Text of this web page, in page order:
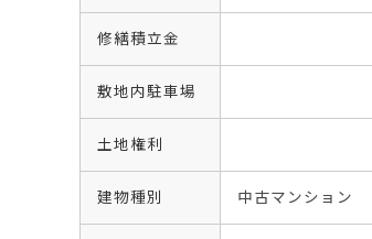
修繕積立金
敷地内駐車場
土地権利
建物種別 中古マンション